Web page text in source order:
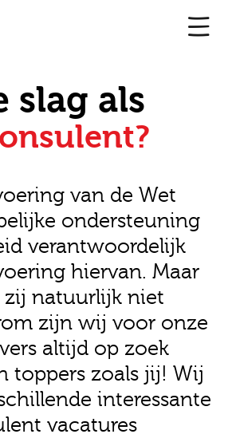
slag als
van de Wet
ondersteuning
verantwoordelijk
hiervan. Maar
natuurlijk niet
zijn wij voor onze
altijd op zoek
toppers zoals jij! Wij
interessante
vacatures